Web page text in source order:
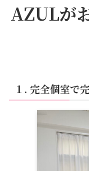
AZULが
１. 完全個室で